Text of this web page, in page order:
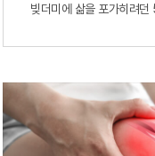
빚더미에 삶을 포가히려